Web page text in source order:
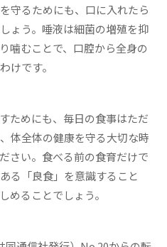
守るためにも、口に入れたら
ょう。唾液は細菌の増殖を抑
噛むことで、口腔から全身の
けです。
ためにも、毎日の食事はただ
体全体の健康を守る大切な時
さい。食べる前の食育だけで
る「良食」を意識すること
めることでしょう。